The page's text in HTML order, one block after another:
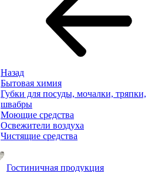
Назад
Бытовая химия
Губки для посуды, мочалки, тряпки,
швабры
Моющие средства
Освежители воздуха
Чистящие средства
Гостиничная продукция